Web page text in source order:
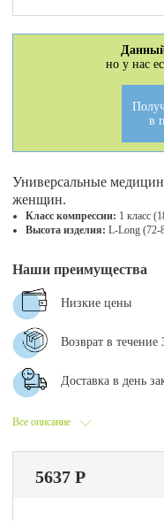
Данный
но у нас
в
Универсальные
женщин.
Класс компрессии: 1 класс
Высота изделия: L-Long (72-
Все описание
Наши преимущества
Низкие цены
Возврат в течение
Доставка в день
5637 Р